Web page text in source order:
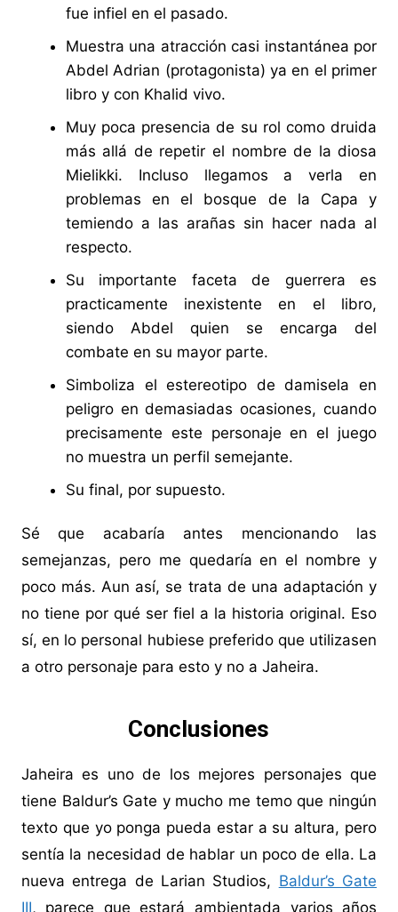
fue infiel en el pasado.
Muestra una atracción casi instantánea por
Abdel Adrian (protagonista) ya en el primer
libro y con Khalid vivo.
Muy poca presencia de su rol como druida
más allá de repetir el nombre de la diosa
Mielikki. Incluso llegamos a verla en
problemas en el bosque de la Capa y
temiendo a las arañas sin hacer nada al
respecto.
Su importante faceta de guerrera es
practicamente inexistente en el libro,
siendo Abdel quien se encarga del
combate en su mayor parte.
Simboliza el estereotipo de damisela en
peligro en demasiadas ocasiones, cuando
precisamente este personaje en el juego
no muestra un perfil semejante.
Su final, por supuesto.
Sé que acabaría antes mencionando las
semejanzas, pero me quedaría en el nombre y
poco más. Aun así, se trata de una adaptación y
no tiene por qué ser fiel a la historia original. Eso
sí, en lo personal hubiese preferido que utilizasen
a otro personaje para esto y no a Jaheira.
Conclusiones
Jaheira es uno de los mejores personajes que
tiene Baldur’s Gate y mucho me temo que ningún
texto que yo ponga pueda estar a su altura, pero
sentía la necesidad de hablar un poco de ella. La
nueva entrega de Larian Studios, Baldur’s Gate
III, parece que estará ambientada varios años